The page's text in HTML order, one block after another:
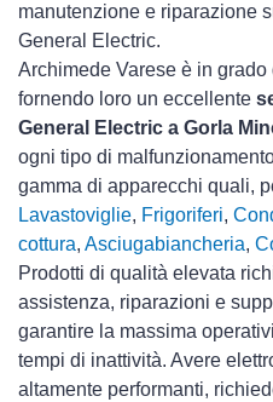
manutenzione e riparazione
General Electric.
Archimede Varese è in
fornendo loro un eccellente
General Electric a Gorla
ogni tipo di
gamma di apparecchi quali,
Lavastoviglie, Frigoriferi,
cottura, Asciugabiancheria,
Prodotti di qualità elevata
assistenza, riparazioni e
garantire la massima
tempi di inattività. Avere
altamente performanti,